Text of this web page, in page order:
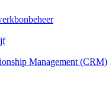
Management (CRM)